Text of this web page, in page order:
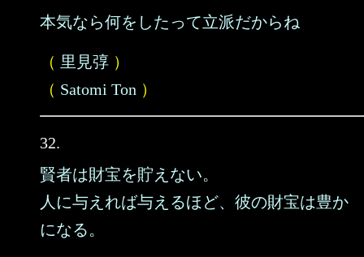
本気なら何をしたって立派だからね
（ 里見弴 ）
（ Satomi Ton ）
32.
賢者は財宝を貯えない。
人に与えれば与えるほど、彼の財宝は豊か
になる。